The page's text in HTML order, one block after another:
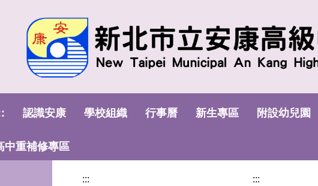
區
認識安康 學校組織 行事曆 新生專區 附設幼兒園
中重補修專區
::: :::